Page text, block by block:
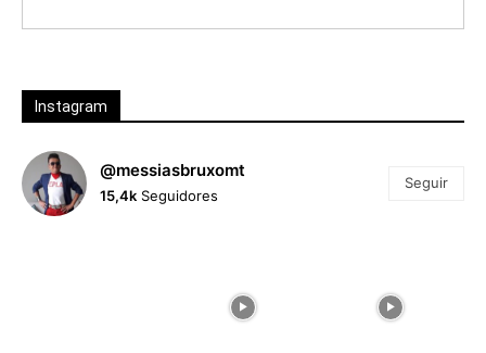
Instagram
@messiasbruxomt
15,4k Seguidores
Seguir